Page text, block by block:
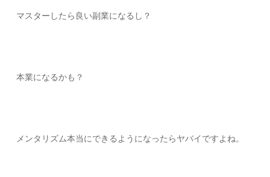
マスターしたら良い副業になるし？
本業になるかも？
メンタリズム本当にできるようになったらヤバイですよね。